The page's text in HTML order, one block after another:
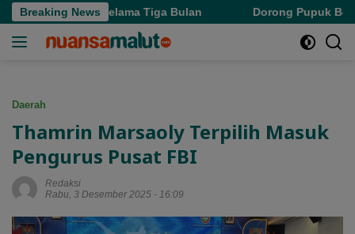
Langsung
ke
Breaking News
Pajak Selama Tiga Bulan Dorong Pupuk Bersubsidi
Daerah
Thamrin Marsaoly Terpilih Masuk
Pengurus Pusat FBI
Redaksi
Rabu, 3 Desember 2025 - 16:09